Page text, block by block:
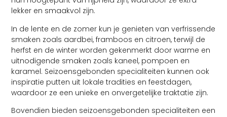
lekker en smaakvol zijn.
In de lente en de zomer kun je genieten van verfrissende
smaken zoals aardbei, framboos en citroen, terwijl de
herfst en de winter worden gekenmerkt door warme en
uitnodigende smaken zoals kaneel, pompoen en
karamel. Seizoensgebonden specialiteiten kunnen ook
inspiratie putten uit lokale tradities en feestdagen,
waardoor ze een unieke en onvergetelijke traktatie zijn.
Bovendien bieden seizoensgebonden specialiteiten een